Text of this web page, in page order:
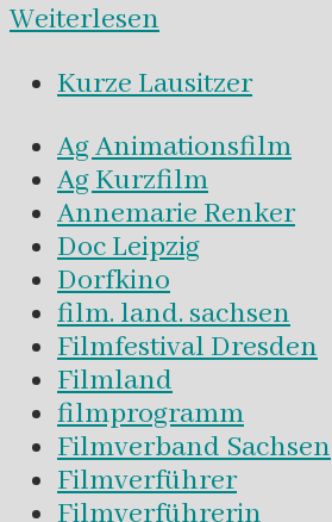
Weiterlesen
Kurze Lausitzer
Ag Animationsfilm
Ag Kurzfilm
Annemarie Renker
Doc Leipzig
Dorfkino
film. land. sachsen
Filmfestival Dresden
Filmland
filmprogramm
Filmverband Sachsen
Filmverführer
Filmverführerin